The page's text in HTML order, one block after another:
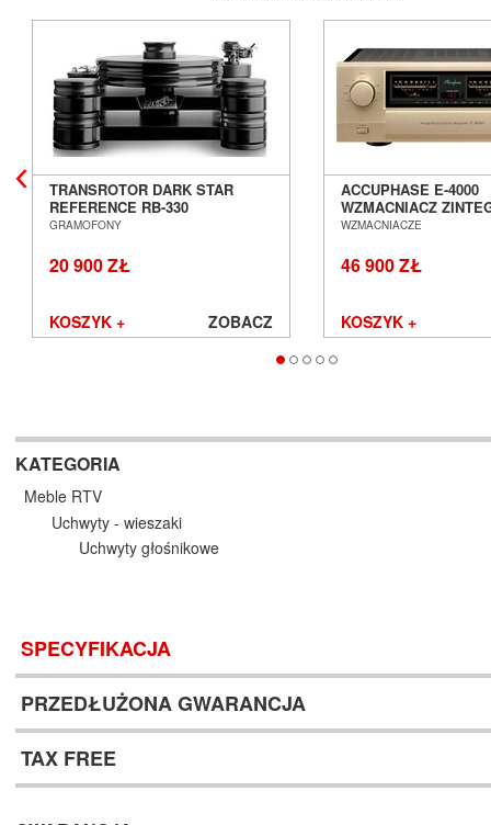
TRANSROTOR DARK STAR
REFERENCE RB-330
GRAMOFON ANALOGOWY
GRAMOFONY
20 900 ZŁ
KOSZYK + ZOBACZ
ACCUPHASE E-4000
WZMACNIACZ
SALON POZNAŃ
WZMACNIACZE
46 900 ZŁ
KOSZYK +
KATEGORIA
Meble RTV
Uchwyty - wieszaki
Uchwyty głośnikowe
SPECYFIKACJA
PRZEDŁUŻONA GWARANCJA
TAX FREE